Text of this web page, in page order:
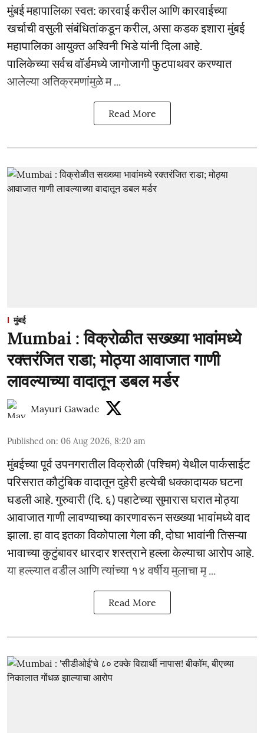
मुंबई महापालिका स्वत: कारवाई करील आणि कारवाईच्या
खर्चाची वसुली संबंधितांकडून करील, असा कडक इशारा मुंबई
महापालिका आयुक्त अश्विनी भिडे यांनी दिला आहे.
पालिकेच्या सर्वच वॉर्डमध्ये जागोजागी फुटपाथवर करण्यात
आलेल्या अतिक्रमणांमुळे म ...
Read More
मुंबई
Mumbai : विक्रोळीत सख्ख्या भावांमध्ये
रक्तरंजित राडा; मोठ्या आवाजात गाणी
लावल्याच्या वादातून डबल मर्डर
Mayuri Gawade
Published on: 06 Aug 2026, 8:20 am
मुंबईच्या पूर्व उपनगरातील विक्रोळी (पश्चिम) येथील पार्कसाईट
परिसरात कौटुंबिक वादातून दुहेरी हत्येची धक्कादायक घटना
घडली आहे. गुरुवारी (दि. ६) पहाटेच्या सुमारास घरात मोठ्या
आवाजात गाणी लावण्याच्या कारणावरून सख्ख्या भावांमध्ये वाद
झाला. हा वाद इतका विकोपाला गेला की, दोघा भावांनी तिसऱ्या
भावाच्या कुटुंबावर धारदार शस्त्राने हल्ला केल्याचा आरोप आहे.
या हल्ल्यात वडील आणि त्यांच्या १४ वर्षीय मुलाचा मृ ...
Read More